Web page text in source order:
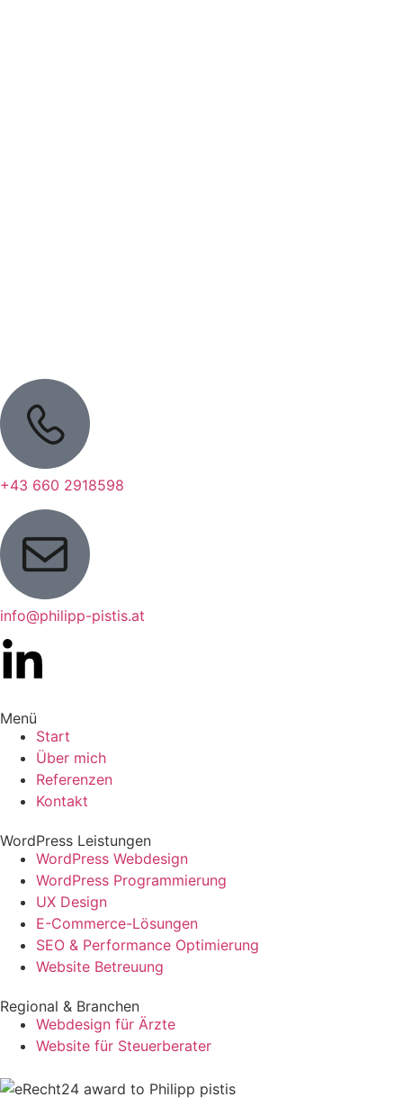
+43 660 2918598
info@philipp-pistis.at
Menü
Start
Über mich
Referenzen
Kontakt
WordPress Leistungen
WordPress Webdesign
WordPress Programmierung
UX Design
E-Commerce-Lösungen
SEO & Performance Optimierung
Website Betreuung
Regional & Branchen
Webdesign für Ärzte
Website für Steuerberater